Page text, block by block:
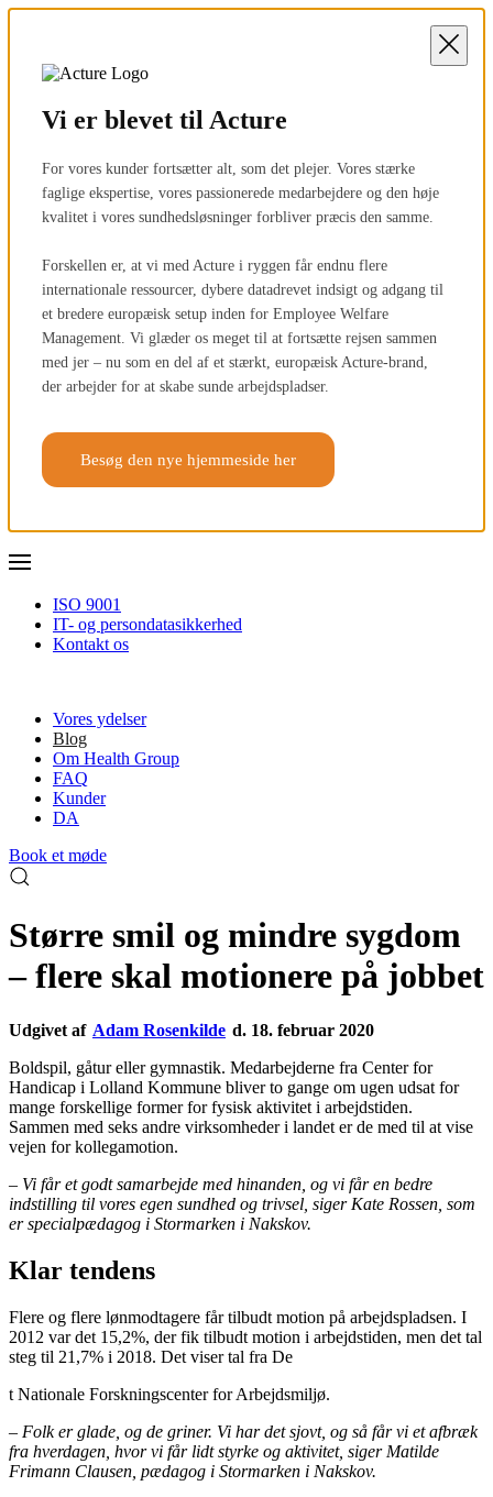
Vi er blevet til Acture
For vores kunder fortsætter alt, som det plejer. Vores stærke
faglige ekspertise, vores passionerede medarbejdere og den høje
kvalitet i vores sundhedsløsninger forbliver præcis den samme.
Forskellen er, at vi med Acture i ryggen får endnu flere
internationale ressourcer, dybere datadrevet indsigt og adgang til
et bredere europæisk setup inden for Employee Welfare
Management. Vi glæder os meget til at fortsætte rejsen sammen
med jer – nu som en del af et stærkt, europæisk Acture-brand,
der arbejder for at skabe sunde arbejdspladser.
Besøg den nye hjemmeside her
ISO 9001
IT- og persondatasikkerhed
Kontakt os
Vores ydelser
Blog
Om Health Group
FAQ
Kunder
DA
Book et møde
Større smil og mindre sygdom
– flere skal motionere på jobbet
Udgivet af Adam Rosenkilde d. 18. februar 2020
Boldspil, gåtur eller gymnastik. Medarbejderne fra Center for
Handicap i Lolland Kommune bliver to gange om ugen udsat for
mange forskellige former for fysisk aktivitet i arbejdstiden.
Sammen med seks andre virksomheder i landet er de med til at vise
vejen for kollegamotion.
– Vi får et godt samarbejde med hinanden, og vi får en bedre
indstilling til vores egen sundhed og trivsel, siger Kate Rossen, som
er specialpædagog i Stormarken i Nakskov.
Klar tendens
Flere og flere lønmodtagere får tilbudt motion på arbejdspladsen. I
2012 var det 15,2%, der fik tilbudt motion i arbejdstiden, men det tal
steg til 21,7% i 2018. Det viser tal fra De
t Nationale Forskningscenter for Arbejdsmiljø.
– Folk er glade, og de griner. Vi har det sjovt, og så får vi et afbræk
fra hverdagen, hvor vi får lidt styrke og aktivitet, siger Matilde
Frimann Clausen, pædagog i Stormarken i Nakskov.